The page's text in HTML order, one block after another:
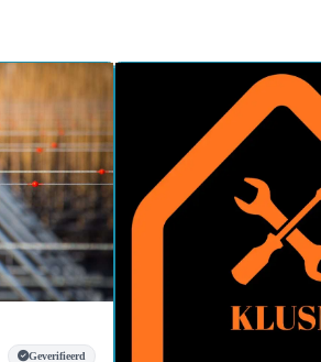
Geverifieerd